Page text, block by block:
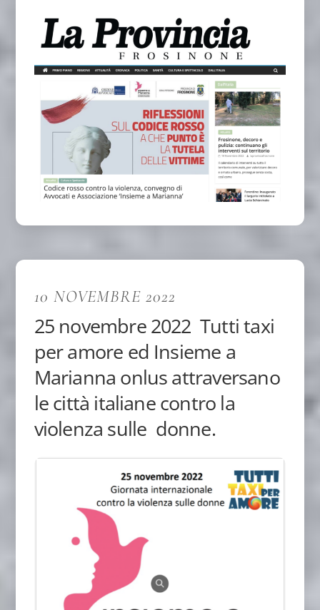
10 NOVEMBRE 2022
25 novembre 2022 Tutti taxi
per amore ed Insieme a
Marianna onlus attraversano
le città italiane contro la
violenza sulle donne.